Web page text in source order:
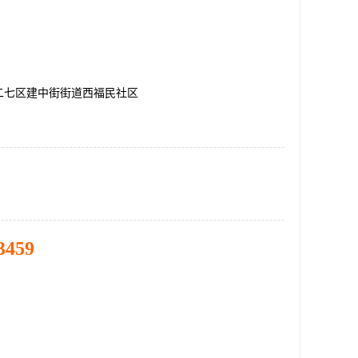
七区建中街街道西福民社区